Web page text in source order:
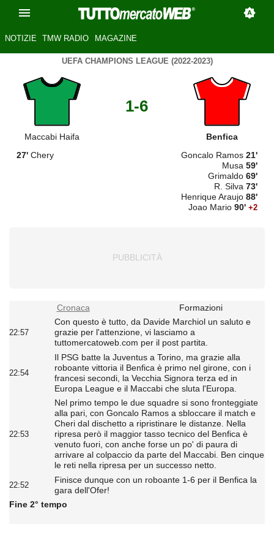
NOTIZIE TMW RADIO MAGAZINE
UEFA CHAMPIONS LEAGUE (2022-2023)
Maccabi Haifa
1-6
Benfica
27' Chery Goncalo Ramos 21'
Musa 59'
Grimaldo 69'
R. Silva 73'
Henrique Araujo 88'
Joao Mario 90' +2
Cronaca Formazioni
22:57
Con questo è tutto, da Davide Marchiol un saluto e
grazie per l'attenzione, vi lasciamo a
tuttomercatoweb.com per il post partita.
22:54
Il PSG batte la Juventus a Torino, ma grazie alla
roboante vittoria il Benfica è primo nel girone, con i
francesi secondi, la Vecchia Signora terza ed in
Europa League e il Maccabi che sluta l'Europa.
22:53
Nel primo tempo le due squadre si sono fronteggiate
alla pari, con Goncalo Ramos a sbloccare il match e
Cheri dal dischetto a ripristinare le distanze. Nella
ripresa però il maggior tasso tecnico del Benfica è
venuto fuori, con anche forse un po' di paura di
arrivare al colpaccio da parte del Maccabi. Ben cinque
le reti nella ripresa per un successo netto.
22:52
Finisce dunque con un roboante 1-6 per il Benfica la
gara dell'Ofer!
Fine 2° tempo